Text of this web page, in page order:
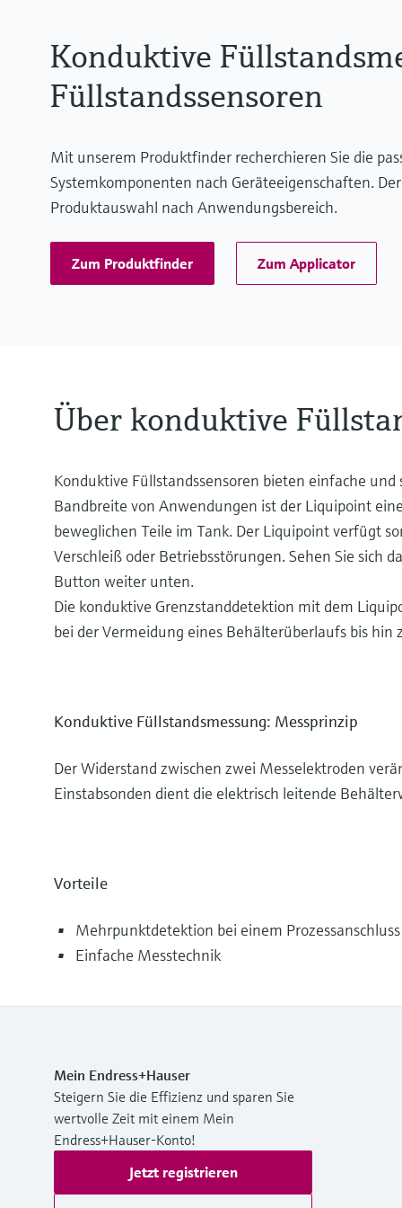
Konduktive
Füllstandssensoren
Mit unserem Produktfinder recherchieren Sie die
Systemkomponenten nach Geräteeigenschaften.
Produktauswahl nach Anwendungsbereich.
Zum Produktfinder Zum Applicator
Über konduktive
Konduktive Füllstandssensoren bieten einfache
Bandbreite von Anwendungen ist der Liquipoint
beweglichen Teile im Tank. Der Liquipoint verfügt
Verschleiß oder Betriebsstörungen. Sehen Sie sich
Button weiter unten.
Die konduktive Grenzstanddetektion mit dem
bei der Vermeidung eines Behälterüberlaufs bis
Konduktive Füllstandsmessung: Messprinzip
Der Widerstand zwischen zwei Messelektroden
Einstabsonden dient die elektrisch leitende
Vorteile
Mehrpunktdetektion bei einem Prozessanschluss
Einfache Messtechnik
Mein Endress+Hauser
Steigern Sie die Effizienz und sparen Sie
wertvolle Zeit mit einem Mein
Endress+Hauser-Konto!
Jetzt registrieren